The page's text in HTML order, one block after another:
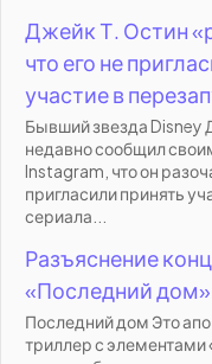
Джейк Т. Остин
что его не
участие в
Бывший звезда Disney
недавно сообщил
Instagram, что он
пригласили принять
сериала...
Разъяснение
«Последний дом»
Последний дом Это
триллер с элементами